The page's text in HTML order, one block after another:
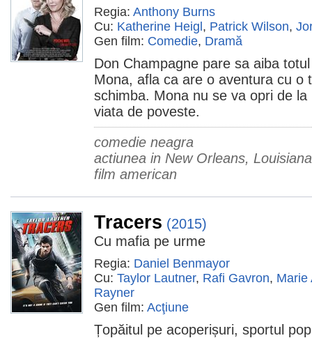
Regia: Anthony Burns
Cu: Katherine Heigl , Patrick Wilson,
Gen film: Comedie, Dramă
Don Champagne pare sa aiba
Mona, afla ca are o aventura cu o
schimba. Mona nu se va opri de
viata de poveste.
comedie neagra
actiunea in New Orleans, Louisiana
film american
Tracers (2015)
Cu mafia pe urme
Regia: Daniel Benmayor
Cu: Taylor Lautner, Rafi Gavron, Marie
Rayner
Gen film: Acţiune
Țopăitul pe acoperișuri, sportul